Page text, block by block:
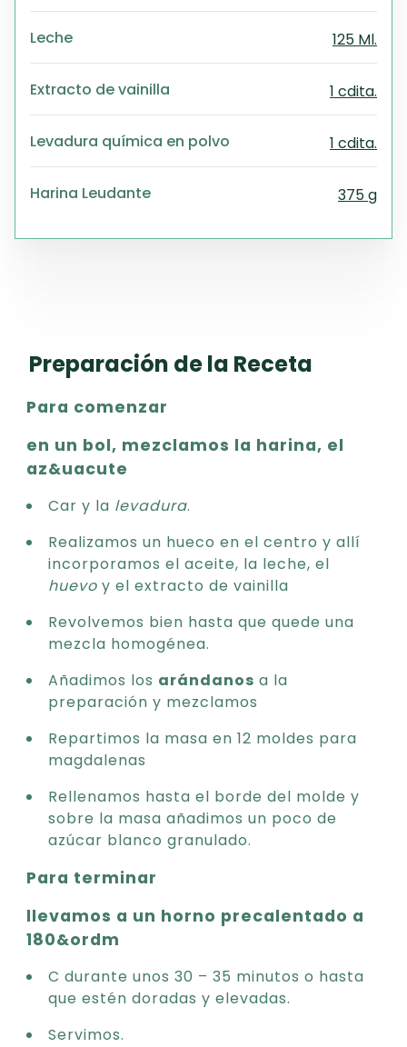
Leche 125 Ml.
Extracto de vainilla 1 cdita.
Levadura química en polvo 1 cdita.
Harina Leudante 375 g
Preparación de la Receta
Para comenzar
en un bol, mezclamos la harina, el
az&uacute
Car y la levadura.
Realizamos un hueco en el centro y allí
incorporamos el aceite, la leche, el
huevo y el extracto de vainilla
Revolvemos bien hasta que quede una
mezcla homogénea.
Añadimos los arándanos a la
preparación y mezclamos
Repartimos la masa en 12 moldes para
magdalenas
Rellenamos hasta el borde del molde y
sobre la masa añadimos un poco de
azúcar blanco granulado.
Para terminar
llevamos a un horno precalentado a
180&ordm
C durante unos 30 – 35 minutos o hasta
que estén doradas y elevadas.
Servimos.